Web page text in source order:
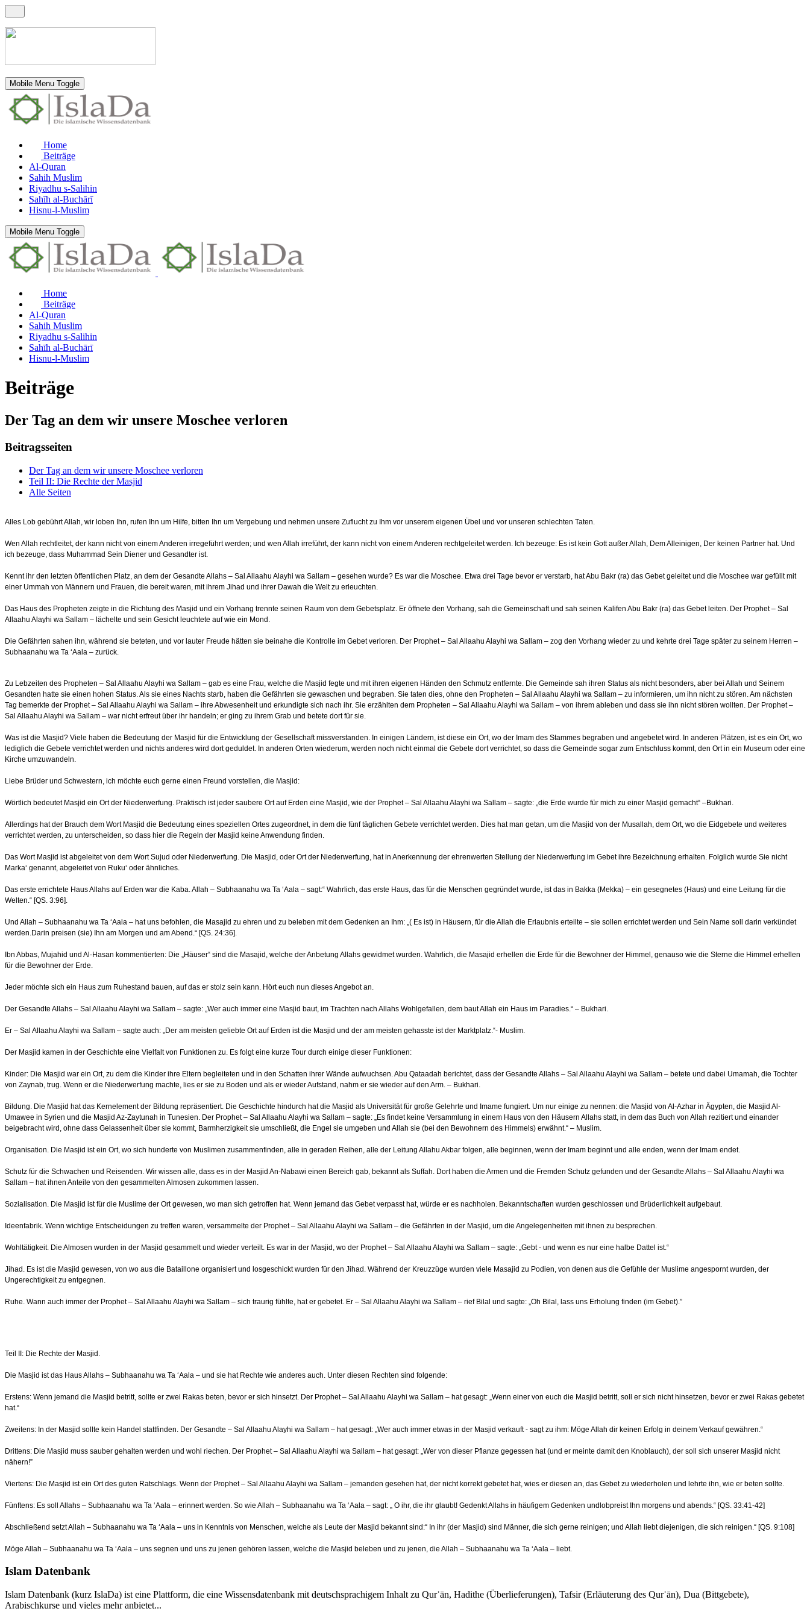
Mobile Menu Toggle
Home
Beiträge
Al-Quran
Sahih Muslim
Riyadhu s-Salihin
Sahīh al-Buchārī
Hisnu-l-Muslim
Mobile Menu Toggle
Home
Beiträge
Al-Quran
Sahih Muslim
Riyadhu s-Salihin
Sahīh al-Buchārī
Hisnu-l-Muslim
Beiträge
Der Tag an dem wir unsere Moschee verloren
Beitragsseiten
Der Tag an dem wir unsere Moschee verloren
Teil II: Die Rechte der Masjid
Alle Seiten
Alles Lob gebührt Allah, wir loben Ihn, rufen Ihn um Hilfe, bitten Ihn um Vergebung und nehmen unsere Zuflucht zu Ihm vor unserem eigenen Übel und vor unseren schlechten Taten.
Wen Allah rechtleitet, der kann nicht von einem Anderen irregeführt werden; und wen Allah irreführt, der kann nicht von einem Anderen rechtgeleitet werden. Ich bezeuge: Es ist kein Gott außer Allah, Dem Alleinigen, Der keinen Partner hat. Und
ich bezeuge, dass Muhammad Sein Diener und Gesandter ist.
Kennt ihr den letzten öffentlichen Platz, an dem der Gesandte Allahs – Sal Allaahu Alayhi wa Sallam – gesehen wurde? Es war die Moschee. Etwa drei Tage bevor er verstarb, hat Abu Bakr (ra) das Gebet geleitet und die Moschee war gefüllt mit
einer Ummah von Männern und Frauen, die bereit waren, mit ihrem Jihad und ihrer Dawah die Welt zu erleuchten.
Das Haus des Propheten zeigte in die Richtung des Masjid und ein Vorhang trennte seinen Raum von dem Gebetsplatz. Er öffnete den Vorhang, sah die Gemeinschaft und sah seinen Kalifen Abu Bakr (ra) das Gebet leiten. Der Prophet – Sal
Allaahu Alayhi wa Sallam – lächelte und sein Gesicht leuchtete auf wie ein Mond.
Die Gefährten sahen ihn, während sie beteten, und vor lauter Freude hätten sie beinahe die Kontrolle im Gebet verloren. Der Prophet – Sal Allaahu Alayhi wa Sallam – zog den Vorhang wieder zu und kehrte drei Tage später zu seinem Herren –
Subhaanahu wa Ta ‘Aala – zurück.
Zu Lebzeiten des Propheten – Sal Allaahu Alayhi wa Sallam – gab es eine Frau, welche die Masjid fegte und mit ihren eigenen Händen den Schmutz entfernte. Die Gemeinde sah ihren Status als nicht besonders, aber bei Allah und Seinem
Gesandten hatte sie einen hohen Status. Als sie eines Nachts starb, haben die Gefährten sie gewaschen und begraben. Sie taten dies, ohne den Propheten – Sal Allaahu Alayhi wa Sallam – zu informieren, um ihn nicht zu stören. Am nächsten
Tag bemerkte der Prophet – Sal Allaahu Alayhi wa Sallam – ihre Abwesenheit und erkundigte sich nach ihr. Sie erzählten dem Propheten – Sal Allaahu Alayhi wa Sallam – von ihrem ableben und dass sie ihn nicht stören wollten. Der Prophet –
Sal Allaahu Alayhi wa Sallam – war nicht erfreut über ihr handeln; er ging zu ihrem Grab und betete dort für sie.
Was ist die Masjid? Viele haben die Bedeutung der Masjid für die Entwicklung der Gesellschaft missverstanden. In einigen Ländern, ist diese ein Ort, wo der Imam des Stammes begraben und angebetet wird. In anderen Plätzen, ist es ein Ort, wo
lediglich die Gebete verrichtet werden und nichts anderes wird dort geduldet. In anderen Orten wiederum, werden noch nicht einmal die Gebete dort verrichtet, so dass die Gemeinde sogar zum Entschluss kommt, den Ort in ein Museum oder eine
Kirche umzuwandeln.
Liebe Brüder und Schwestern, ich möchte euch gerne einen Freund vorstellen, die Masjid:
Wörtlich bedeutet Masjid ein Ort der Niederwerfung. Praktisch ist jeder saubere Ort auf Erden eine Masjid, wie der Prophet – Sal Allaahu Alayhi wa Sallam – sagte: „die Erde wurde für mich zu einer Masjid gemacht“ –Bukhari.
Allerdings hat der Brauch dem Wort Masjid die Bedeutung eines speziellen Ortes zugeordnet, in dem die fünf täglichen Gebete verrichtet werden. Dies hat man getan, um die Masjid von der Musallah, dem Ort, wo die Eidgebete und weiteres
verrichtet werden, zu unterscheiden, so dass hier die Regeln der Masjid keine Anwendung finden.
Das Wort Masjid ist abgeleitet von dem Wort Sujud oder Niederwerfung. Die Masjid, oder Ort der Niederwerfung, hat in Anerkennung der ehrenwerten Stellung der Niederwerfung im Gebet ihre Bezeichnung erhalten. Folglich wurde Sie nicht
Marka‘ genannt, abgeleitet von Ruku‘ oder ähnliches.
Das erste errichtete Haus Allahs auf Erden war die Kaba. Allah – Subhaanahu wa Ta ‘Aala – sagt:“ Wahrlich, das erste Haus, das für die Menschen gegründet wurde, ist das in Bakka (Mekka) – ein gesegnetes (Haus) und eine Leitung für die
Welten.“ [QS. 3:96].
Und Allah – Subhaanahu wa Ta ‘Aala – hat uns befohlen, die Masajid zu ehren und zu beleben mit dem Gedenken an Ihm: „( Es ist) in Häusern, für die Allah die Erlaubnis erteilte – sie sollen errichtet werden und Sein Name soll darin verkündet
werden.Darin preisen (sie) Ihn am Morgen und am Abend.“ [QS. 24:36].
Ibn Abbas, Mujahid und Al-Hasan kommentierten: Die „Häuser“ sind die Masajid, welche der Anbetung Allahs gewidmet wurden. Wahrlich, die Masajid erhellen die Erde für die Bewohner der Himmel, genauso wie die Sterne die Himmel erhellen
für die Bewohner der Erde.
Jeder möchte sich ein Haus zum Ruhestand bauen, auf das er stolz sein kann. Hört euch nun dieses Angebot an.
Der Gesandte Allahs – Sal Allaahu Alayhi wa Sallam – sagte: „Wer auch immer eine Masjid baut, im Trachten nach Allahs Wohlgefallen, dem baut Allah ein Haus im Paradies.“ – Bukhari.
Er – Sal Allaahu Alayhi wa Sallam – sagte auch: „Der am meisten geliebte Ort auf Erden ist die Masjid und der am meisten gehasste ist der Marktplatz.“- Muslim.
Der Masjid kamen in der Geschichte eine Vielfalt von Funktionen zu. Es folgt eine kurze Tour durch einige dieser Funktionen:
Kinder: Die Masjid war ein Ort, zu dem die Kinder ihre Eltern begleiteten und in den Schatten ihrer Wände aufwuchsen. Abu Qataadah berichtet, dass der Gesandte Allahs – Sal Allaahu Alayhi wa Sallam – betete und dabei Umamah, die Tochter
von Zaynab, trug. Wenn er die Niederwerfung machte, lies er sie zu Boden und als er wieder Aufstand, nahm er sie wieder auf den Arm. – Bukhari.
Bildung. Die Masjid hat das Kernelement der Bildung repräsentiert. Die Geschichte hindurch hat die Masjid als Universität für große Gelehrte und Imame fungiert. Um nur einige zu nennen: die Masjid von Al-Azhar in Ägypten, die Masjid Al-
Umawee in Syrien und die Masjid Az-Zaytunah in Tunesien. Der Prophet – Sal Allaahu Alayhi wa Sallam – sagte: „Es findet keine Versammlung in einem Haus von den Häusern Allahs statt, in dem das Buch von Allah rezitiert und einander
beigebracht wird, ohne dass Gelassenheit über sie kommt, Barmherzigkeit sie umschließt, die Engel sie umgeben und Allah sie (bei den Bewohnern des Himmels) erwähnt.“ – Muslim.
Organisation. Die Masjid ist ein Ort, wo sich hunderte von Muslimen zusammenfinden, alle in geraden Reihen, alle der Leitung Allahu Akbar folgen, alle beginnen, wenn der Imam beginnt und alle enden, wenn der Imam endet.
Schutz für die Schwachen und Reisenden. Wir wissen alle, dass es in der Masjid An-Nabawi einen Bereich gab, bekannt als Suffah. Dort haben die Armen und die Fremden Schutz gefunden und der Gesandte Allahs – Sal Allaahu Alayhi wa
Sallam – hat ihnen Anteile von den gesammelten Almosen zukommen lassen.
Sozialisation. Die Masjid ist für die Muslime der Ort gewesen, wo man sich getroffen hat. Wenn jemand das Gebet verpasst hat, würde er es nachholen. Bekanntschaften wurden geschlossen und Brüderlichkeit aufgebaut.
Ideenfabrik. Wenn wichtige Entscheidungen zu treffen waren, versammelte der Prophet – Sal Allaahu Alayhi wa Sallam – die Gefährten in der Masjid, um die Angelegenheiten mit ihnen zu besprechen.
Wohltätigkeit. Die Almosen wurden in der Masjid gesammelt und wieder verteilt. Es war in der Masjid, wo der Prophet – Sal Allaahu Alayhi wa Sallam – sagte: „Gebt - und wenn es nur eine halbe Dattel ist.“
Jihad. Es ist die Masjid gewesen, von wo aus die Bataillone organisiert und losgeschickt wurden für den Jihad. Während der Kreuzzüge wurden viele Masajid zu Podien, von denen aus die Gefühle der Muslime angespornt wurden, der
Ungerechtigkeit zu entgegnen.
Ruhe. Wann auch immer der Prophet – Sal Allaahu Alayhi wa Sallam – sich traurig fühlte, hat er gebetet. Er – Sal Allaahu Alayhi wa Sallam – rief Bilal und sagte: „Oh Bilal, lass uns Erholung finden (im Gebet).”
Teil II: Die Rechte der Masjid.
Die Masjid ist das Haus Allahs – Subhaanahu wa Ta ‘Aala – und sie hat Rechte wie anderes auch. Unter diesen Rechten sind folgende:
Erstens: Wenn jemand die Masjid betritt, sollte er zwei Rakas beten, bevor er sich hinsetzt. Der Prophet – Sal Allaahu Alayhi wa Sallam – hat gesagt: „Wenn einer von euch die Masjid betritt, soll er sich nicht hinsetzen, bevor er zwei Rakas gebetet
hat.“
Zweitens: In der Masjid sollte kein Handel stattfinden. Der Gesandte – Sal Allaahu Alayhi wa Sallam – hat gesagt: „Wer auch immer etwas in der Masjid verkauft - sagt zu ihm: Möge Allah dir keinen Erfolg in deinem Verkauf gewähren.“
Drittens: Die Masjid muss sauber gehalten werden und wohl riechen. Der Prophet – Sal Allaahu Alayhi wa Sallam – hat gesagt: „Wer von dieser Pflanze gegessen hat (und er meinte damit den Knoblauch), der soll sich unserer Masjid nicht
nähern!”
Viertens: Die Masjid ist ein Ort des guten Ratschlags. Wenn der Prophet – Sal Allaahu Alayhi wa Sallam – jemanden gesehen hat, der nicht korrekt gebetet hat, wies er diesen an, das Gebet zu wiederholen und lehrte ihn, wie er beten sollte.
Fünftens: Es soll Allahs – Subhaanahu wa Ta ‘Aala – erinnert werden. So wie Allah – Subhaanahu wa Ta ‘Aala – sagt: „ O ihr, die ihr glaubt! Gedenkt Allahs in häufigem Gedenken undlobpreist Ihn morgens und abends.“ [QS. 33:41-42]
Abschließend setzt Allah – Subhaanahu wa Ta ‘Aala – uns in Kenntnis von Menschen, welche als Leute der Masjid bekannt sind:“ In ihr (der Masjid) sind Männer, die sich gerne reinigen; und Allah liebt diejenigen, die sich reinigen.“ [QS. 9:108]
Möge Allah – Subhaanahu wa Ta ‘Aala – uns segnen und uns zu jenen gehören lassen, welche die Masjid beleben und zu jenen, die Allah – Subhaanahu wa Ta ‘Aala – liebt.
Islam Datenbank
Islam Datenbank (kurz IslaDa) ist eine Plattform, die eine Wissensdatenbank mit deutschsprachigem Inhalt zu Qurʾān, Hadithe (Überlieferungen), Tafsir (Erläuterung des Qurʾān), Dua (Bittgebete),
Arabischkurse und vieles mehr anbietet...